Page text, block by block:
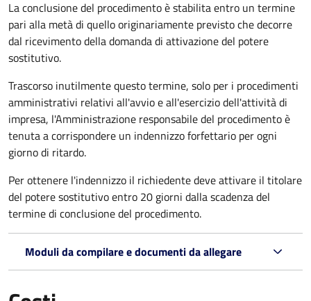
La conclusione del procedimento è stabilita entro un termine
pari alla metà di quello originariamente previsto che decorre
dal ricevimento della domanda di attivazione del potere
sostitutivo.
Trascorso inutilmente questo termine, solo per i procedimenti
amministrativi relativi all'avvio e all'esercizio dell'attività di
impresa, l'Amministrazione responsabile del procedimento è
tenuta a corrispondere un indennizzo forfettario per ogni
giorno di ritardo.
Per ottenere l'indennizzo il richiedente deve attivare il titolare
del potere sostitutivo entro 20 giorni dalla scadenza del
termine di conclusione del procedimento.
Moduli da compilare e documenti da allegare